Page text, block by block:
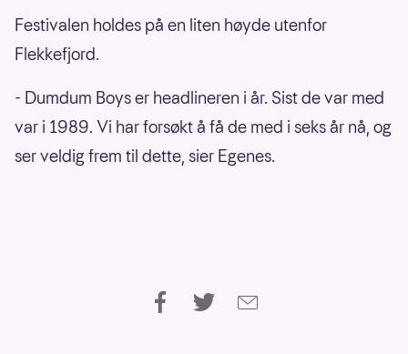
Festivalen holdes på en liten høyde utenfor
Flekkefjord.
- Dumdum Boys er headlineren i år. Sist de var med
var i 1989. Vi har forsøkt å få de med i seks år nå, og
ser veldig frem til dette, sier Egenes.